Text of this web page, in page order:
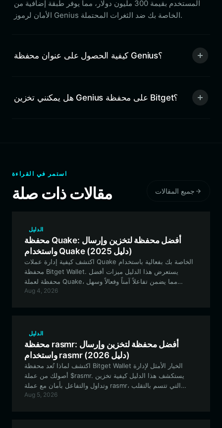
المستخدم بقيمة 300 مليون دولار، مما يوفر طبقة إضافية من
الأمان لرموز Genius الخاصة بك ضد الثغرات المحتملة.
كيفية الحصول على عنوان محفظة Genius؟
هل يمكنني تخزين Genius على محفظة Bitget؟
استمر في القراءة
مقالات ذات صلة جميع المقالات
الدليل
محفظة Quake: أفضل محفظة لتخزين وإرسال
واستخدام Quake (دليل 2025)
اكتشف كيفية إدارة عملات Quake الخاصة بك بفعالية باستخدام
محفظة Bitget Wallet. يستعرض هذا الدليل ميزات أفضل
محفظة لعملة Quake، مما يضمن تفاعلاً آمناً وفعالاً وسهل
الاستخدام مع هذا النظام البيئي الذي يحرك الحنين إلى الماضي
Aug 4, 2026
الدليل
محفظة rasmr: أفضل محفظة لتخزين وإرسال
واستخدام rasmr (دليل 2026)
اكتشف لماذا تُعد محفظة Bitget Wallet الخيار الأمثل لإدارة
أصولك من عملة $rasmr. يستكشف هذا الدليل كيفية تخزين
وتداول والتفاعل بأمان مع عملة rasmr، التي تتسم بالتقلب
Aug 5, 2026